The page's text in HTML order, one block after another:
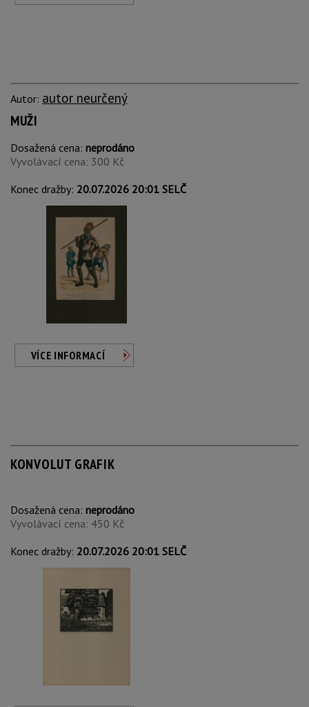
Autor: autor neurčený
MUŽI
Dosažená cena: neprodáno
Vyvolávací cena: 300 Kč
Konec dražby: 20.07.2026 20:01 SELČ
VÍCE INFORMACÍ
KONVOLUT GRAFIK
Dosažená cena: neprodáno
Vyvolávací cena: 450 Kč
Konec dražby: 20.07.2026 20:01 SELČ